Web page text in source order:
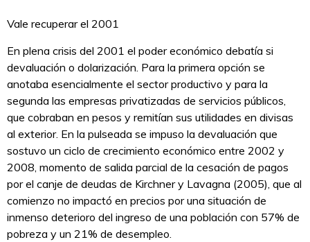
Vale recuperar el 2001
En plena crisis del 2001 el poder económico debatía si
devaluación o dolarización. Para la primera opción se
anotaba esencialmente el sector productivo y para la
segunda las empresas privatizadas de servicios públicos,
que cobraban en pesos y remitían sus utilidades en divisas
al exterior. En la pulseada se impuso la devaluación que
sostuvo un ciclo de crecimiento económico entre 2002 y
2008, momento de salida parcial de la cesación de pagos
por el canje de deudas de Kirchner y Lavagna (2005), que al
comienzo no impactó en precios por una situación de
inmenso deterioro del ingreso de una población con 57% de
pobreza y un 21% de desempleo.